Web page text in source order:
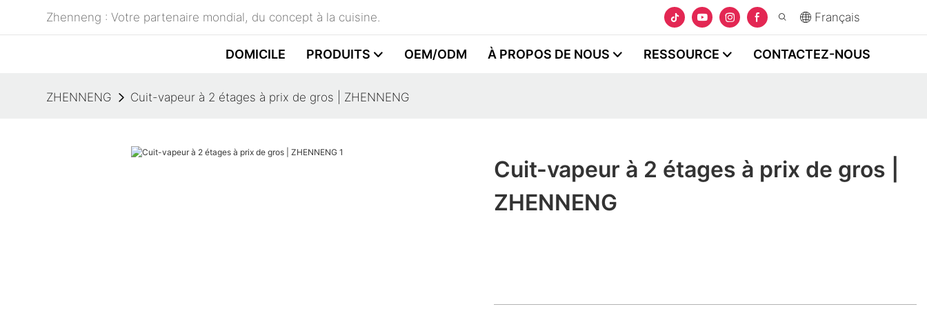
Zhenneng : Votre partenaire mondial, du concept à la cuisine. Français
DOMICILE PRODUITS OEM/ODM À PROPOS DE NOUS RESSOURCE CONTACTEZ-NOUS
ZHENNENG Cuit-vapeur à 2 étages à prix de gros | ZHENNENG
Cuit-vapeur à 2 étages à prix de gros |
ZHENNENG